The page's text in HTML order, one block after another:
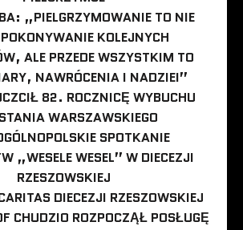
„PIELGRZYMOWANIE TO NIE
KOLEJNYCH
ALE PRZEDE WSZYSTKIM TO
NAWRÓCENIA I NADZIEI”
82. ROCZNICĘ WYBUCHU
WARSZAWSKIEGO
SPOTKANIE
„WESELE WESEL” W DIECEZJI
RZESZOWSKIEJ
DIECEZJI RZESZOWSKIEJ
CHUDZIO ROZPOCZĄŁ POSŁUGĘ